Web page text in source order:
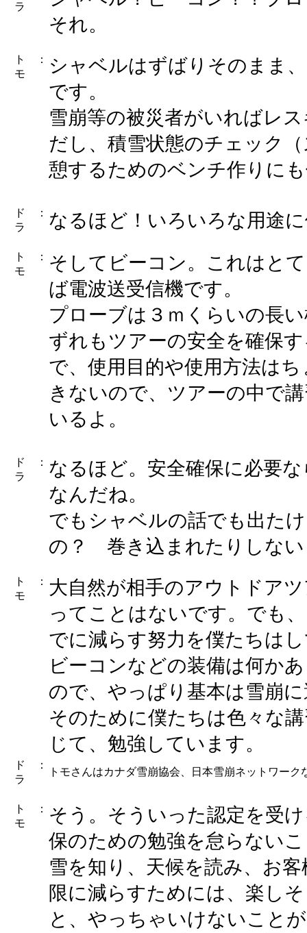
ラ
それ。
ト
モ
：
シャベルはずばりそのまま
です。
雪崩等の被災者がいればレ
だし、積雪状態のチェック
憩するためのベンチ作りに
ド
ラ
： なるほど！いろいろな用途
ト
モ
：
そしてビーコン。これはと
ば電波送受信機です。
プローブは３ｍくらいの長
ずれもツアーの安全を確保
で、使用目的や使用方法は
きないので、ツアーの中で
いるよ。
ド
ラ
： なるほど。安全確保に必要
なんだね。
でもシャベルの話でも出た
の？ 巻き込まれたりしない
ト
モ
：
大自然が相手のアウトドア
ってことはないです。でも
でに減らす努力を僕たちは
ビーコンなどの装備は何か
ので、やっぱり基本は雪崩
そのために僕たちは色々な
じて、勉強しています。
ド
ラ
：
トモさんはカナダ雪崩協会、日本雪崩ネットワー
ト
モ
：
そう。そういった認定を受
保のための勉強を怠らない
雪を知り、天候を読み、お
限に減らすためには、楽し
と、やっちゃいけないこと